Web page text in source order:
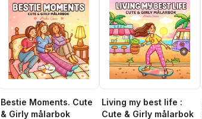
Bestie Moments. Cute
& Girly målarbok
Living my best life :
Cute & Girly målarbok